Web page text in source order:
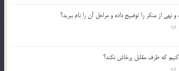
نهي از منكر را توضيح داده و مراحل آن را نام ببريد؟
كنيم كه طرف مقابل پرخاش نكند؟